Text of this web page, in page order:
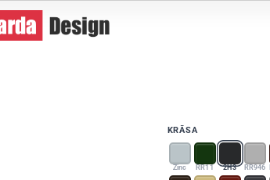
KRĀSA
Zinc RR11 2H3 RR946